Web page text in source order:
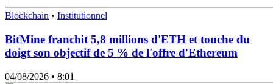
Blockchain • Institutionnel
BitMine franchit 5,8 millions d'ETH et touche du
doigt son objectif de 5 % de l'offre d'Ethereum
04/08/2026 • 8:01